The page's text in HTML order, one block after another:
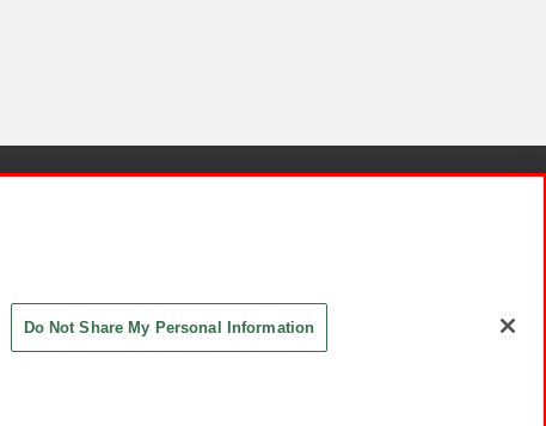
Do Not Share My Personal Information